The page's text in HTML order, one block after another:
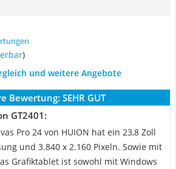
)
und weitere Angebote
Bewertung: SEHR GUT
GT2401:
Pro 24 von HUION hat ein 23,8 Zoll
und 3.840 x 2.160 Pixeln. Sowie mit
Grafiktablet ist sowohl mit Windows